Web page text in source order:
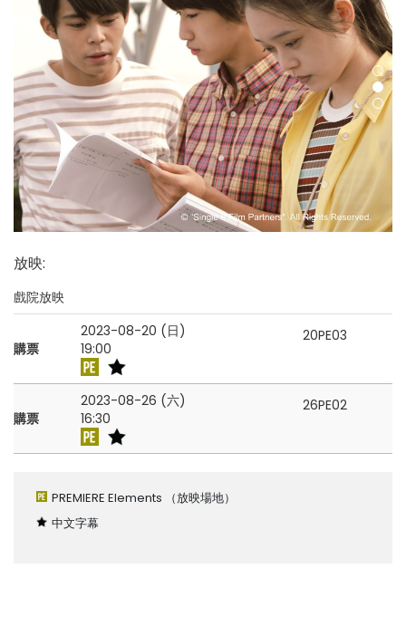
放映:
戲院放映
購票
2023-08-20 (日)
19:00
20PE03
購票
2023-08-26 (六)
16:30
26PE02
PREMIERE Elements （放映場地）
中文字幕